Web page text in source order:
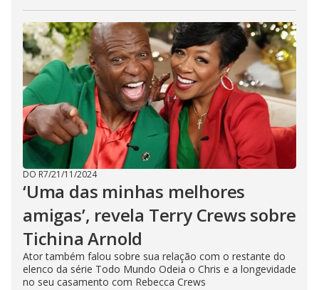
DO R7/21/11/2024
‘Uma das minhas melhores
amigas’, revela Terry Crews sobre
Tichina Arnold
Ator também falou sobre sua relação com o restante do
elenco da série Todo Mundo Odeia o Chris e a longevidade
no seu casamento com Rebecca Crews